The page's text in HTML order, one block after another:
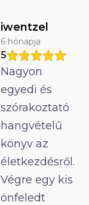
iwentzel
6 hónapja
5
Nagyon
egyedi és
szórakoztató
hangvételű
könyv az
életkezdésről.
Végre egy kis
önfeledt